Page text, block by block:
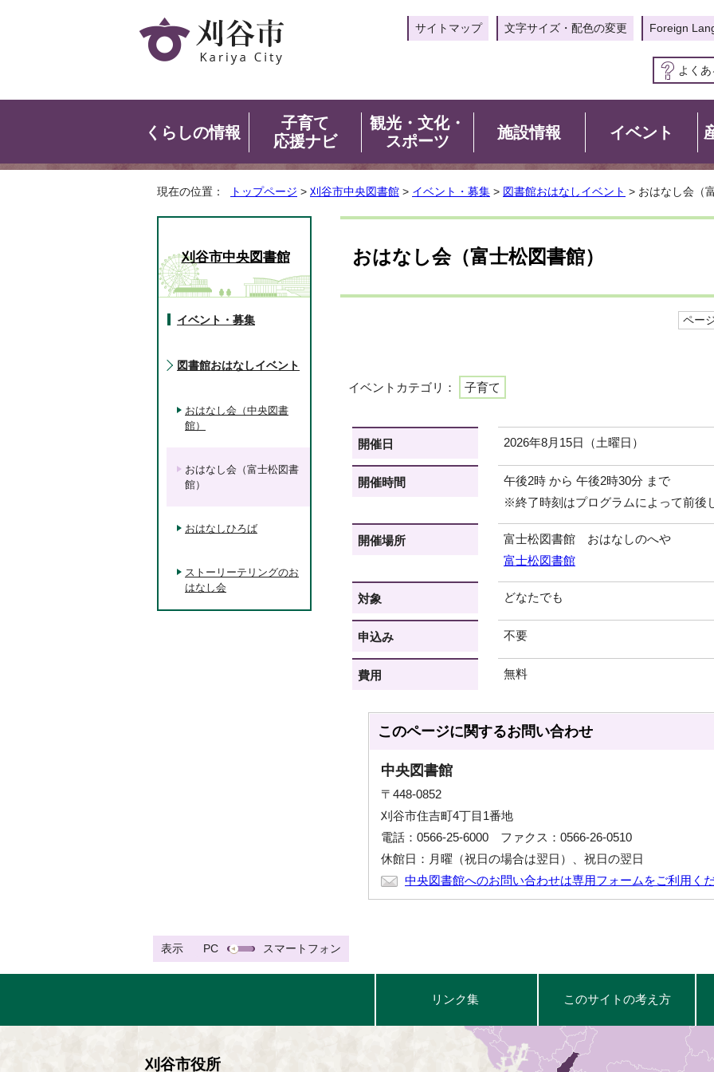
サイトマップ 文字サイズ・配色の変更 Foreign
よく
くらしの情報
子育て
応援ナビ
観光・文化・
スポーツ
施設情報 イベント
現在の位置： トップページ > 刈谷市中央図書館 > イベント・募集 > 図書館おはなしイベント > おはなし会（
おはなし会（富士松図書館）
ペー
イベントカテゴリ： 子育て
開催日 2026年8月15日（土曜日）
開催時間
午後2時 から 午後2時30分 まで
※終了時刻はプログラムによって前後
開催場所
富士松図書館 おはなしのへや
富士松図書館
対象 どなたでも
申込み 不要
費用 無料
このページに関するお問い合わせ
中央図書館
〒448-0852
刈谷市住吉町4丁目1番地
電話：0566-25-6000 ファクス：0566-26-0510
休館日：月曜（祝日の場合は翌日）、祝日の翌日
中央図書館へのお問い合わせは専用フォームをご利用く
刈谷市中央図書館
イベント・募集
図書館おはなしイベント
おはなし会（中央図書
館）
おはなし会（富士松図書
館）
おはなしひろば
ストーリーテリングのお
はなし会
表示 PC スマートフォン
リンク集 このサイトの考え方
刈谷市役所